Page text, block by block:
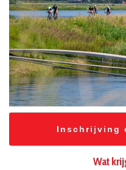
Inschrijving
Wat